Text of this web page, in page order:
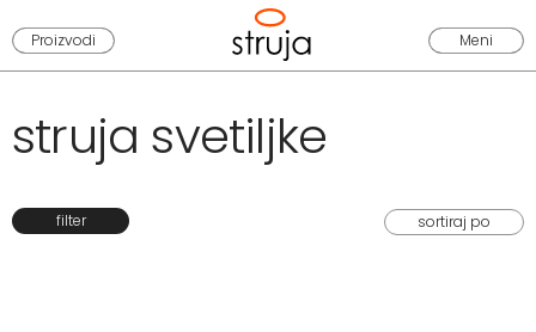
Proizvodi Meni
struja svetiljke
filter